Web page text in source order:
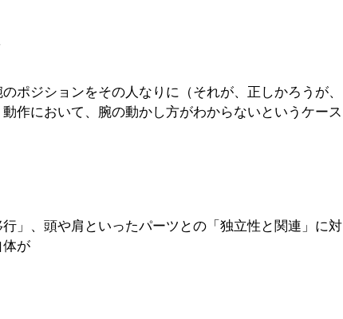
ポジションをその人なりに（それが、正しかろうが、
作において、腕の動かし方がわからないというケース
」、頭や肩といったパーツとの「独立性と関連」に対
体が